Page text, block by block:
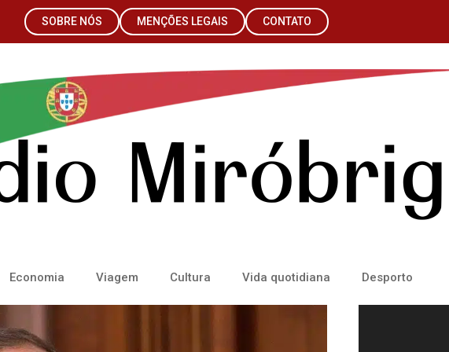
SOBRE NÓS MENÇÕES LEGAIS CONTATO
Economia Viagem Cultura Vida quotidiana Desporto